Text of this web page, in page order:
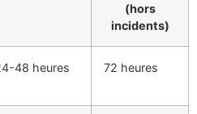
(hors
incidents)
48 heures 72 heures